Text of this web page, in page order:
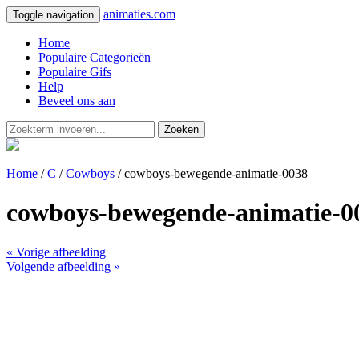
Toggle navigation animaties.com
Home
Populaire Categorieën
Populaire Gifs
Help
Beveel ons aan
Zoeken
Home /C /Cowboys / cowboys-bewegende-animatie-0038
cowboys-bewegende-animatie-
« Vorige afbeelding
Volgende afbeelding »